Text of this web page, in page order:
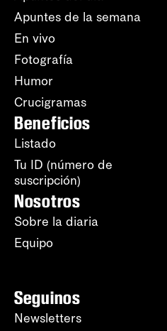
Apuntes de la semana
En vivo
Fotografía
Humor
Crucigramas
Beneficios
Listado
Tu ID (número de
suscripción)
Nosotros
Sobre la diaria
Equipo
Seguinos
Newsletters